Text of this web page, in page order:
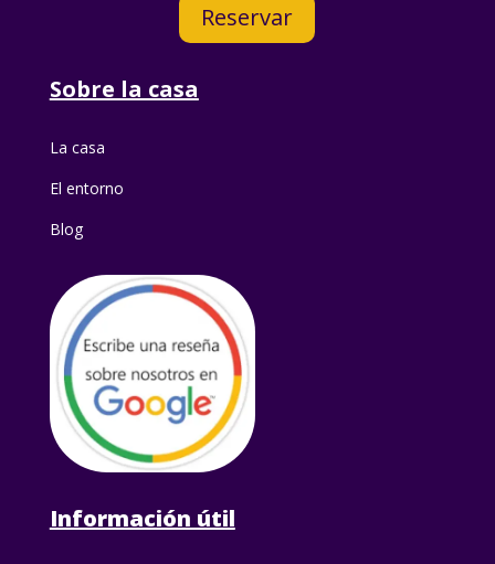
Reservar
Sobre la casa
La casa
El entorno
Blog
Información útil